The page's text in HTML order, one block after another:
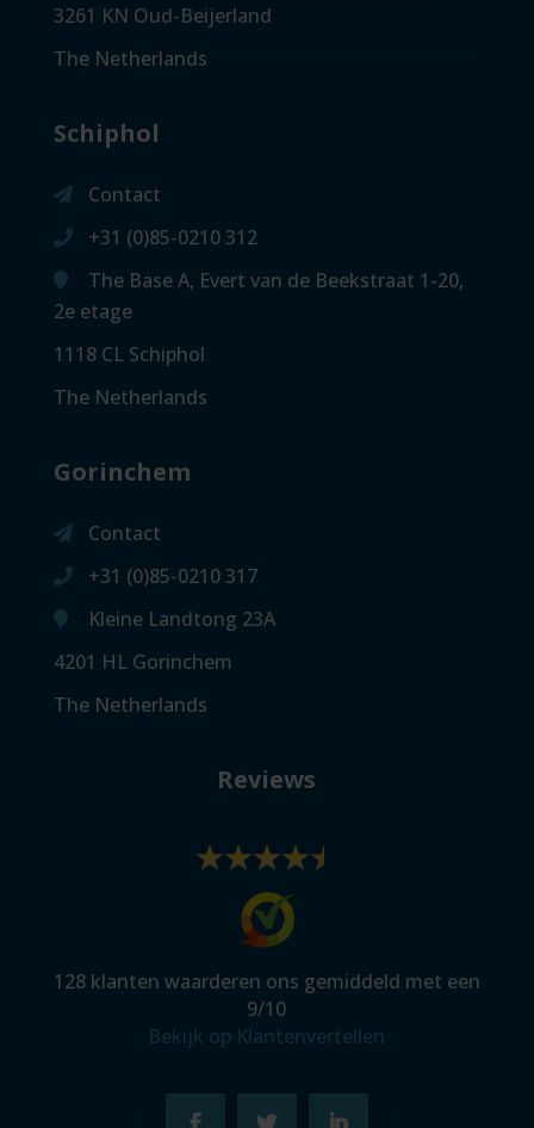
3261 KN Oud-Beijerland
The Netherlands
Schiphol
Contact
+31 (0)85-0210 312
The Base A, Evert van de Beekstraat 1-20,
2e etage
1118 CL Schiphol
The Netherlands
Gorinchem
Contact
+31 (0)85-0210 317
Kleine Landtong 23A
4201 HL Gorinchem
The Netherlands
Reviews
128klanten waarderen ons gemiddeld met een
9/10
Bekijk op Klantenvertellen